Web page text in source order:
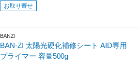
お取り寄せ
BANZI
BAN-ZI 太陽光硬化補修シート AID専用
プライマー 容量500g